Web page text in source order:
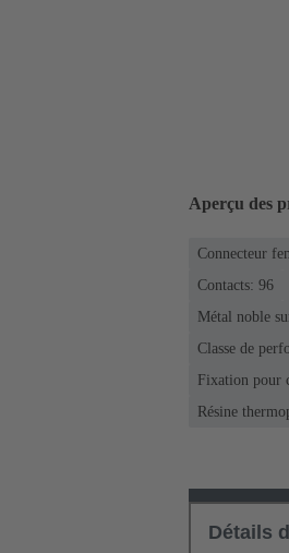
Aperçu des
Connecteur
Contacts: 96
Métal noble
Classe de
Fixation pour
Résine
Détails